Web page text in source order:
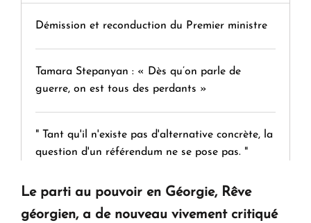
Démission et reconduction du Premier ministre
Tamara Stepanyan : « Dès qu’on parle de
guerre, on est tous des perdants »
" Tant qu'il n'existe pas d'alternative concrète, la
question d'un référendum ne se pose pas. "
KASA : 30 ans d'audace, de résilience et d'avenir
en Arménie
Le parti au pouvoir en Géorgie, Rêve
géorgien, a de nouveau vivement critiqué